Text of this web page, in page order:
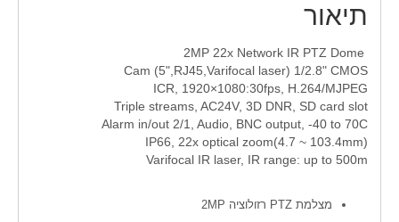
תיאור
2MP 22x Network IR PTZ Dome
Cam (5",RJ45,Varifocal laser) 1/2.8" CMOS
ICR, 1920×1080:30fps, H.264/MJPEG
Triple streams, AC24V, 3D DNR, SD card slot
Alarm in/out 2/1, Audio, BNC output, -40 to 70C
(IP66, 22x optical zoom(4.7 ~ 103.4mm
Varifocal IR laser, IR range: up to 500m
מצלמת PTZ רזולוציה 2MP